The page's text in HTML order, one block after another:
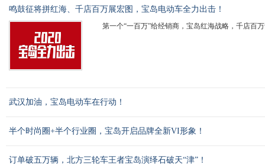
鸣鼓征将拼红海、千店百万展宏图，宝岛电动车全力出击！
第一个“一百万”给经销商，宝岛红海战略，千店百
武汉加油，宝岛电动车在行动！
半个时尚圈+半个行业圈，宝岛开启品牌全新VI形象！
订单破五万辆，北方三轮车王者宝岛演绎石破天“津”！